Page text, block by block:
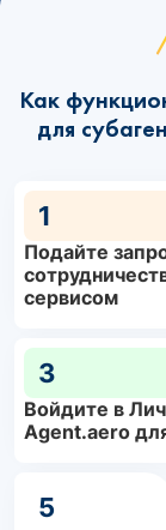
Как
для
1
Подайте
сервисом
3
Войдите в
Agent.aero
5